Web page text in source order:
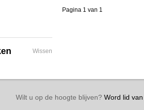
Pagina 1 van 1
Wissen
Wilt u op de hoogte blijven?Word lid van